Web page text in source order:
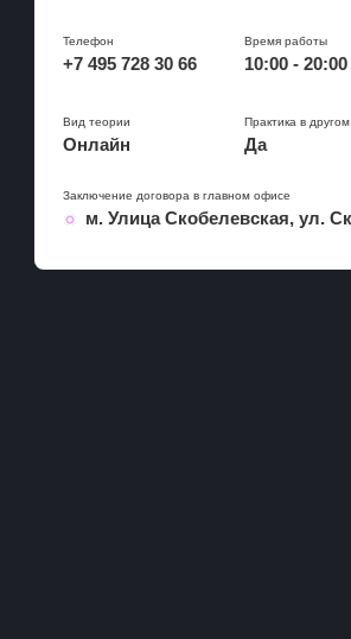
Бутовская
Некрасовская
Солнцевская
Щербинка
Кропоткинская
Фрунзенская
Телефон
+7 495 728 30 66
Вид теории
Онлайн
Время работы
10:00 -
Практика в
Да
Заключение договора в главном офисе
м. Улица Скобелевская, ул.